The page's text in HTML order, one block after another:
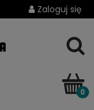
Zaloguj się